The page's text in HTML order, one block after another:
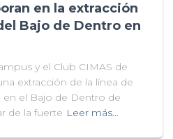
en la extracción
Bajo de Dentro en
y el Club CIMAS de
extracción de la línea de
el Bajo de Dentro de
de la fuerte Leer más…